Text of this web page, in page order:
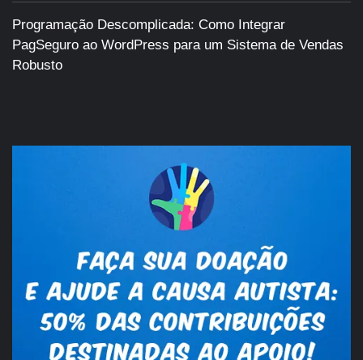
Programação Descomplicada: Como Integrar
PagSeguro ao WordPress para um Sistema de Vendas
Robusto